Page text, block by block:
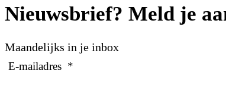
Nieuwsbrief? Meld je
Maandelijks in je inbox
E-mailadres *